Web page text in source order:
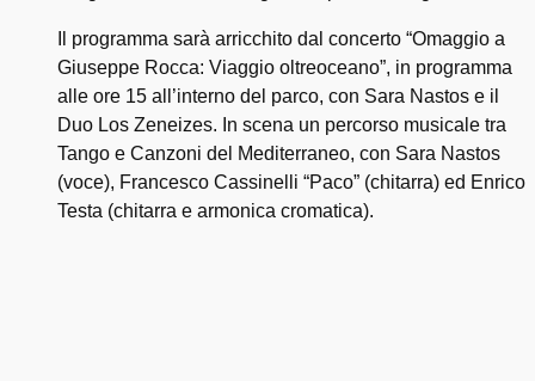
Il programma sarà arricchito dal concerto “Omaggio a
Giuseppe Rocca: Viaggio oltreoceano”, in programma
alle ore 15 all’interno del parco, con Sara Nastos e il
Duo Los Zeneizes. In scena un percorso musicale tra
Tango e Canzoni del Mediterraneo, con Sara Nastos
(voce), Francesco Cassinelli “Paco” (chitarra) ed Enrico
Testa (chitarra e armonica cromatica).